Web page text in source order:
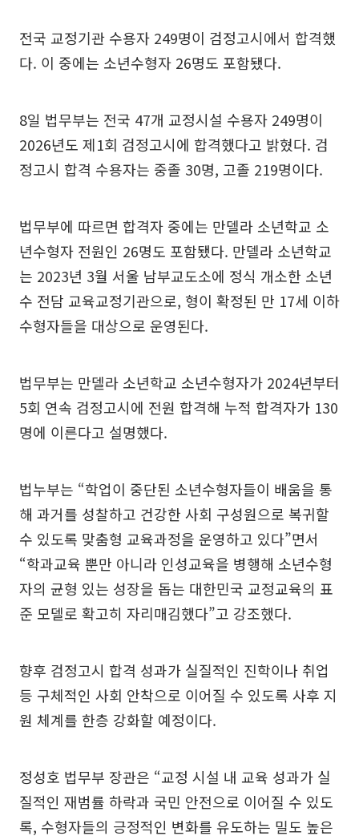
전국 교정기관 수용자 249명이 검정고시에서 합격했
다. 이 중에는 소년수형자 26명도 포함됐다.
8일 법무부는 전국 47개 교정시설 수용자 249명이
2026년도 제1회 검정고시에 합격했다고 밝혔다. 검
정고시 합격 수용자는 중졸 30명, 고졸 219명이다.
법무부에 따르면 합격자 중에는 만델라 소년학교 소
년수형자 전원인 26명도 포함됐다. 만델라 소년학교
는 2023년 3월 서울 남부교도소에 정식 개소한 소년
수 전담 교육교정기관으로, 형이 확정된 만 17세 이하
수형자들을 대상으로 운영된다.
법무부는 만델라 소년학교 소년수형자가 2024년부터
5회 연속 검정고시에 전원 합격해 누적 합격자가 130
명에 이른다고 설명했다.
법누부는 “학업이 중단된 소년수형자들이 배움을 통
해 과거를 성찰하고 건강한 사회 구성원으로 복귀할
수 있도록 맞춤형 교육과정을 운영하고 있다”면서
“학과교육 뿐만 아니라 인성교육을 병행해 소년수형
자의 균형 있는 성장을 돕는 대한민국 교정교육의 표
준 모델로 확고히 자리매김했다”고 강조했다.
향후 검정고시 합격 성과가 실질적인 진학이나 취업
등 구체적인 사회 안착으로 이어질 수 있도록 사후 지
원 체계를 한층 강화할 예정이다.
정성호 법무부 장관은 “교정 시설 내 교육 성과가 실
질적인 재범률 하락과 국민 안전으로 이어질 수 있도
록, 수형자들의 긍정적인 변화를 유도하는 밀도 높은